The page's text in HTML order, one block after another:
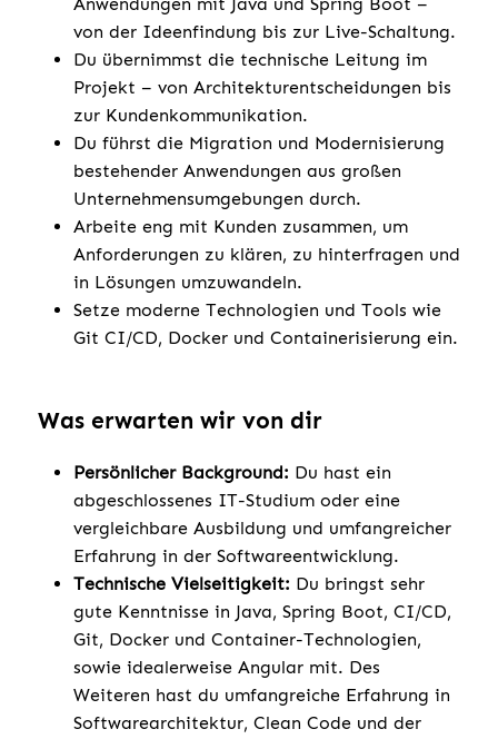
von der Ideenfindung bis zur Live-Schaltung.
Du übernimmst die technische Leitung im
Projekt – von Architekturentscheidungen bis
zur Kundenkommunikation.
Du führst die Migration und Modernisierung
bestehender Anwendungen aus großen
Unternehmensumgebungen durch.
Arbeite eng mit Kunden zusammen, um
Anforderungen zu klären, zu hinterfragen und
in Lösungen umzuwandeln.
Setze moderne Technologien und Tools wie
Git CI/CD, Docker und Containerisierung ein.
Was erwarten wir von dir
Persönlicher Background: Du hast ein
abgeschlossenes IT-Studium oder eine
vergleichbare Ausbildung und umfangreicher
Erfahrung in der Softwareentwicklung.
Technische Vielseitigkeit: Du bringst sehr
gute Kenntnisse in Java, Spring Boot, CI/CD,
Git, Docker und Container-Technologien,
sowie idealerweise Angular mit. Des
Weiteren hast du umfangreiche Erfahrung in
Softwarearchitektur, Clean Code und der